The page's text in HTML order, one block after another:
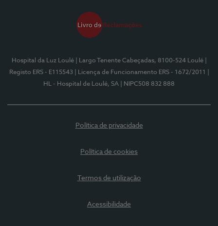
Hospital da Luz Loulé | Largo Tenente Cabeçadas, 8100-524 Loulé
Registo ERS - E115543
| Licença de Funcionamento ERS - 1672/2011
HL - Hospital de Loulé, SA
| NIPC508 832 888
Política de privacidade
Política de cookies
Termos de utilização
Acessibilidade